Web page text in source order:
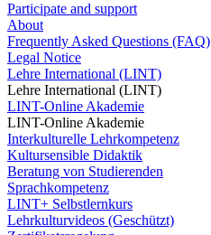
Participate and support
About
Frequently Asked Questions (FAQ)
Legal Notice
Lehre International (LINT)
Lehre International (LINT)
LINT-Online Akademie
LINT-Online Akademie
Interkulturelle Lehrkompetenz
Kultursensible Didaktik
Beratung von Studierenden
Sprachkompetenz
LINT+ Selbstlernkurs
Lehrkulturvideos (Geschützt)